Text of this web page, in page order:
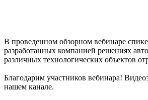
В проведенном обзорном вебинаре
разработанных компанией решениях
различных технологических объектов
Благодарим участников вебинара!
нашем канале.